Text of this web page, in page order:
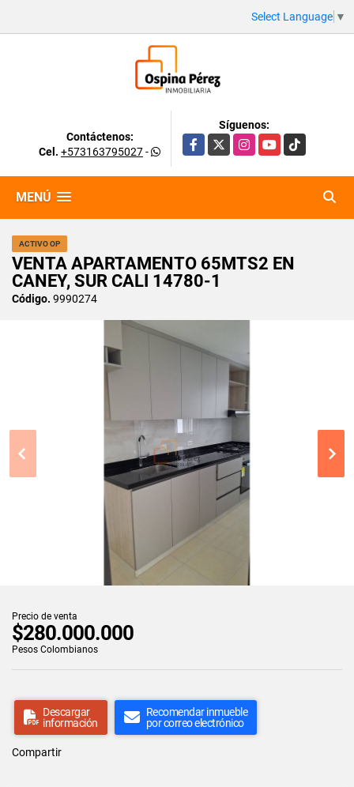
Select Language ▼
Contáctenos:
Cel. +573163795027-
Síguenos:
Facebook
X InstagramYouTubeTikTok
MENÚ
ACTIVO OP
VENTA APARTAMENTO 65MTS2 EN
CANEY, SUR CALI 14780-1
Código. 9990274
Precio de venta
$280.000.000
Pesos Colombianos
Descargar
información
Recomendar inmueble
por correo electrónico
Compartir